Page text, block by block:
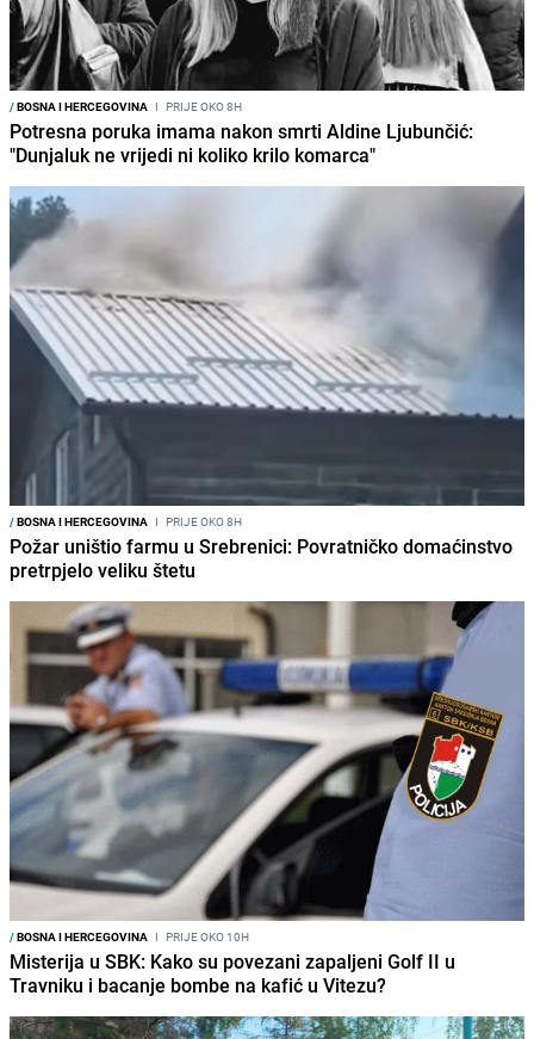
/BOSNA I HERCEGOVINA I PRIJE OKO 8H
Potresna poruka imama nakon smrti Aldine Ljubunčić:
"Dunjaluk ne vrijedi ni koliko krilo komarca"
/BOSNA I HERCEGOVINA I PRIJE OKO 8H
Požar uništio farmu u Srebrenici: Povratničko domaćinstvo
pretrpjelo veliku štetu
/BOSNA I HERCEGOVINA I PRIJE OKO 10H
Misterija u SBK: Kako su povezani zapaljeni Golf II u
Travniku i bacanje bombe na kafić u Vitezu?